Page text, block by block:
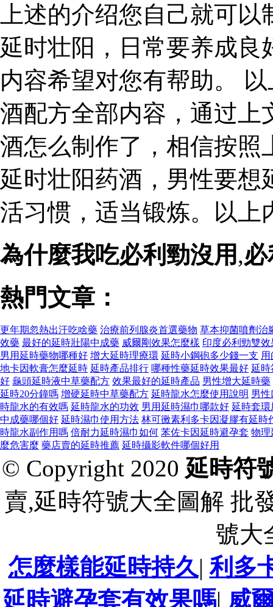
上述的介绍您自己就可
延时壮阳，日常要养成良
内容希望对您有帮助。
酒配方全部内容，通过上
酒怎么制作了，相信按照
延时壮阳药酒，男性要想
活习惯，适当锻炼。以上
為什麼我吃必利勁沒用 ,
熱門文章：
更年期忽熱出汗吃啥藥 治療前列腺炎首選藥物 草本抑菌噴劑治
效藥 最好的延時壯陽中成藥 威爾剛效果怎麼樣 印度必利勁雙
男用延時藥物哪種好 增大延時理療環 延時小鋼砲多少錢一支
地卡因軟膏怎麼延時 延時產品排行 哪種性藥延時效果最好 延時
好 龜頭延時液中草藥配方 效果最好的延時產品 男性增大延時藥
延時20分鐘嗎 增硬延時中草藥配方 延時龍水怎麼使用說明 男
時龍水的有效嗎 延時龍水的功效 男用延時濕巾哪款好 延時套環
中成藥哪個好 延時濕巾使用方法 林可黴素利多卡因凝膠有延時
時龍水副作用嗎 倍耐力延時濕巾如何 苯佐卡因延時避孕套 物理
麼危害麼 藥店賣的延時推薦 延時攝影軟件哪個好用
© Copyright 2020 延時符
賣,延時符號大全圖解 批
號大
怎麼樣能延時持久|利多
延時避孕套有效果嗎| 威